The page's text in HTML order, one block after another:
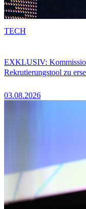
EXKLUSIV:
Rekrutierungstool zu
03.08.2026
TECH